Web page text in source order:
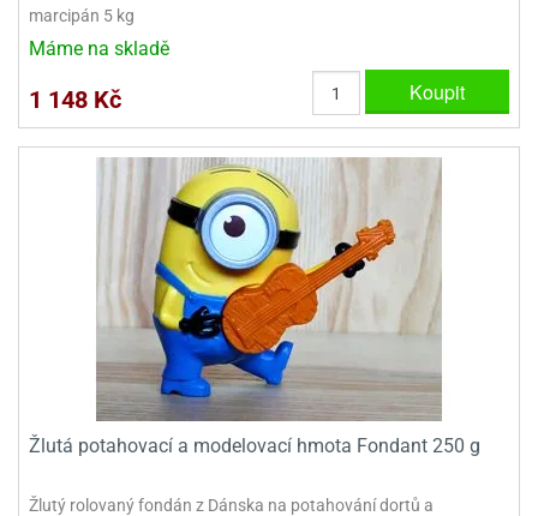
marcipán 5 kg
Máme na skladě
1 148 Kč Koupit
Žlutá potahovací a modelovací hmota Fondant 250 g
Žlutý rolovaný fondán z Dánska na potahování dortů a